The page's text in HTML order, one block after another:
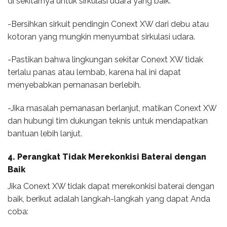
-Bersihkan sirkuit pendingin Conext XW dari debu atau
kotoran yang mungkin menyumbat sirkulasi udara.
-Pastikan bahwa lingkungan sekitar Conext XW tidak
terlalu panas atau lembab, karena hal ini dapat
menyebabkan pemanasan berlebih.
-Jika masalah pemanasan berlanjut, matikan Conext XW
dan hubungi tim dukungan teknis untuk mendapatkan
bantuan lebih lanjut.
4. Perangkat Tidak Merekonkisi Baterai dengan
Baik
Jika Conext XW tidak dapat merekonkisi baterai dengan
baik, berikut adalah langkah-langkah yang dapat Anda
coba: